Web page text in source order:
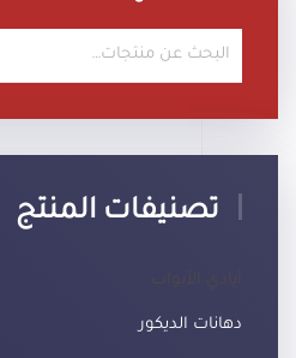
البحث
تصنيفات المنتج
دهانات الديكور